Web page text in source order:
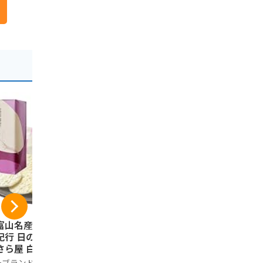
山名産】しろえ
行 日の出屋製菓
ら屋 白えびせん